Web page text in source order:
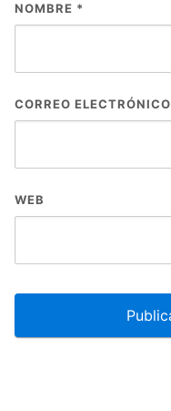
NOMBRE *
CORREO ELECTRÓNICO
WEB